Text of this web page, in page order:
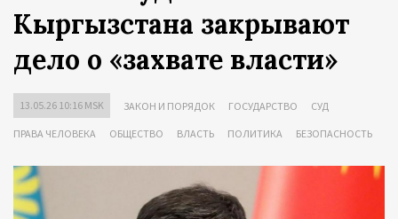
Кыргызстана закрывают
дело о «захвате власти»
13.05.26 10:16 MSK ЗАКОН И ПОРЯДОК ГОСУДАРСТВО СУД
ПРАВА ЧЕЛОВЕКА ОБЩЕСТВО ВЛАСТЬ ПОЛИТИКА БЕЗОПАСНОСТЬ